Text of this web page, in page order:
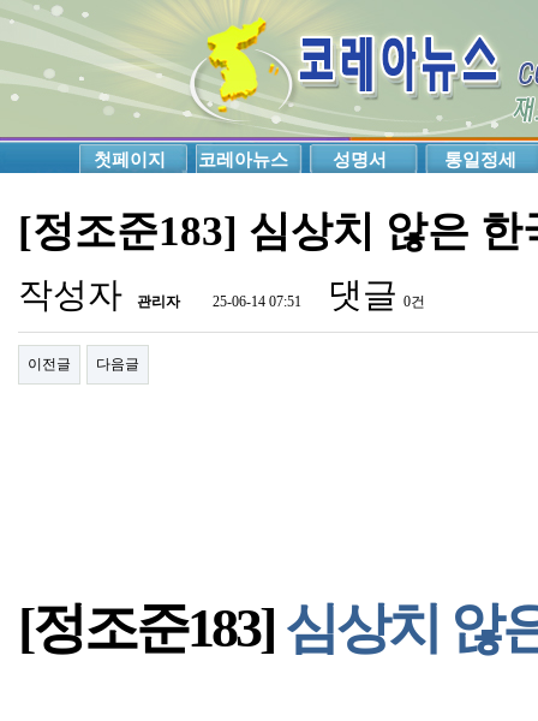
첫페이지 코레아뉴스 성명서 통일정세
[정조준183] 심상치 않은
작성자 관리자 25-06-14 07:51 댓글 0건
이전글 다음글
[정조준183] 심상치 않